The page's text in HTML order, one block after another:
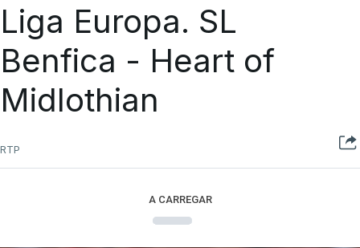
Liga Europa. SL
Benfica - Heart of
Midlothian
RTP
A CARREGAR